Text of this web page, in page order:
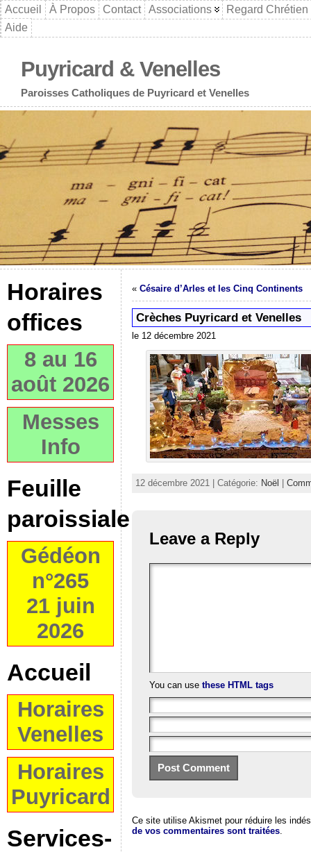
Accueil À Propos Contact Associations
Regard Chrétien
Aide
Puyricard & Venelles
Paroisses Catholiques de Puyricard et Venelles
Horaires
offices
8 au 16
août 2026
Messes
Info
Feuille
paroissiale
Gédéon
n°265
21 juin
2026
Accueil
Horaires
Venelles
Horaires
Puyricard
Services-
« Césaire d’Arles et les Cinq Continents
Crèches Puyricard et Venelles
le 12 décembre 2021
12 décembre 2021 | Catégorie: Noël |
Leave a Reply
You can use these HTML tags
Ce site utilise Akismet pour réduire les
de vos commentaires sont traitées